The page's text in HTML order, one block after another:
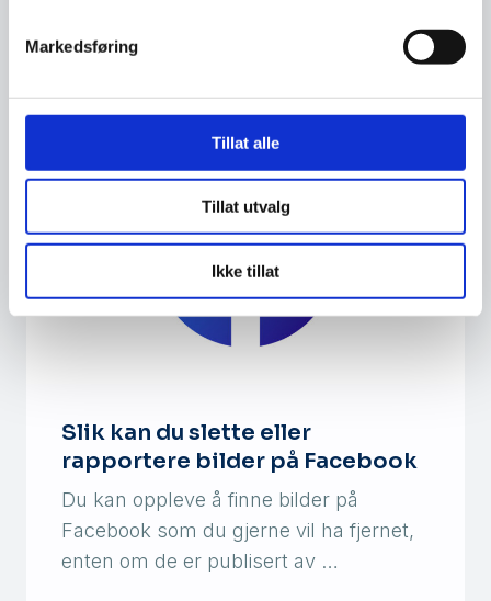
Markedsføring
Tillat alle
Tillat utvalg
Ikke tillat
Facebook-konto har blitt opprettet i ditt
Slik kan du slette eller
rapportere bilder på Facebook
Du kan oppleve å finne bilder på
Facebook som du gjerne vil ha fjernet,
enten om de er publisert av …